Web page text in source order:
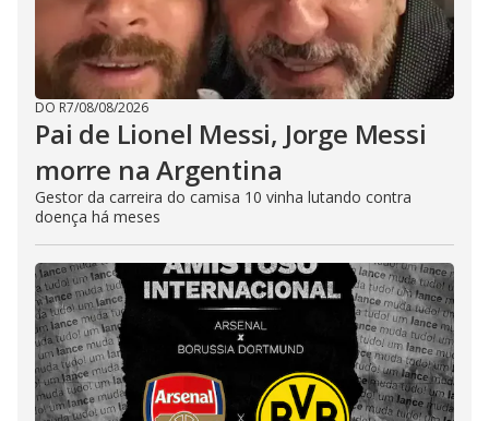
DO R7/08/08/2026
Pai de Lionel Messi, Jorge Messi
morre na Argentina
Gestor da carreira do camisa 10 vinha lutando contra
doença há meses